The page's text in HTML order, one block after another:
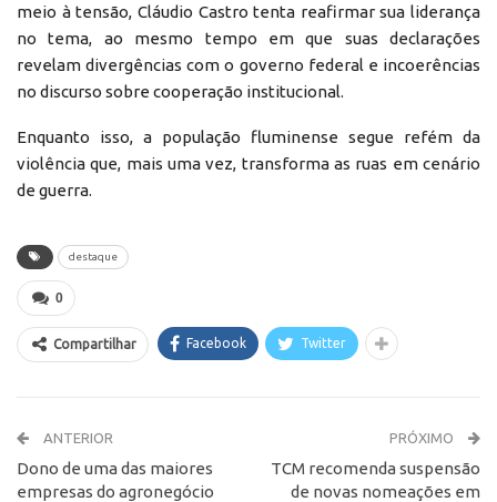
meio à tensão, Cláudio Castro tenta reafirmar sua liderança
no tema, ao mesmo tempo em que suas declarações
revelam divergências com o governo federal e incoerências
no discurso sobre cooperação institucional.
Enquanto isso, a população fluminense segue refém da
violência que, mais uma vez, transforma as ruas em cenário
de guerra.
destaque
0
Compartilhar Facebook Twitter
ANTERIOR
Dono de uma das maiores
empresas do agronegócio
PRÓXIMO
TCM recomenda suspensão
de novas nomeações em